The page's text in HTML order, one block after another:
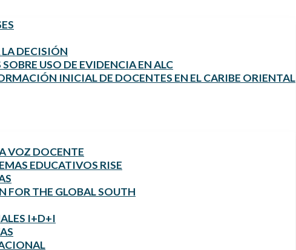
DECISIÓN
USO DE EVIDENCIA EN ALC
INICIAL DE DOCENTES EN EL CARIBE ORIENTAL
VOZ DOCENTE
EDUCATIVOS RISE
FOR THE GLOBAL SOUTH
I+D+I